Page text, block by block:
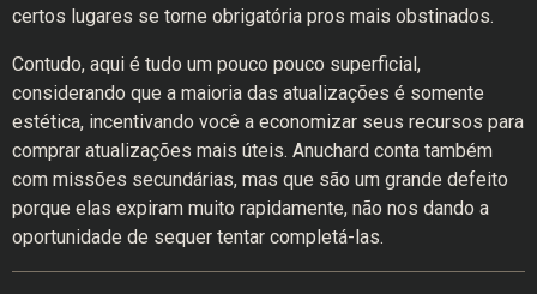
certos lugares se torne obrigatória pros mais obstinados.
Contudo, aqui é tudo um pouco pouco superficial,
considerando que a maioria das atualizações é somente
estética, incentivando você a economizar seus recursos para
comprar atualizações mais úteis. Anuchard conta também
com missões secundárias, mas que são um grande defeito
porque elas expiram muito rapidamente, não nos dando a
oportunidade de sequer tentar completá-las.